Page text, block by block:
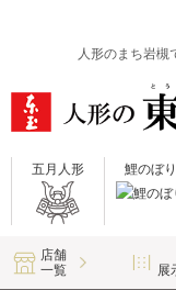
人形のまち岩槻
五月人形 鯉のぼり
店舗
一覧
展